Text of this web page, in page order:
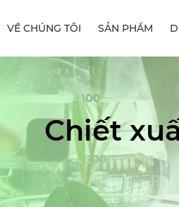
VỀ CHÚNG TÔI SẢN PHẨM
Chiết